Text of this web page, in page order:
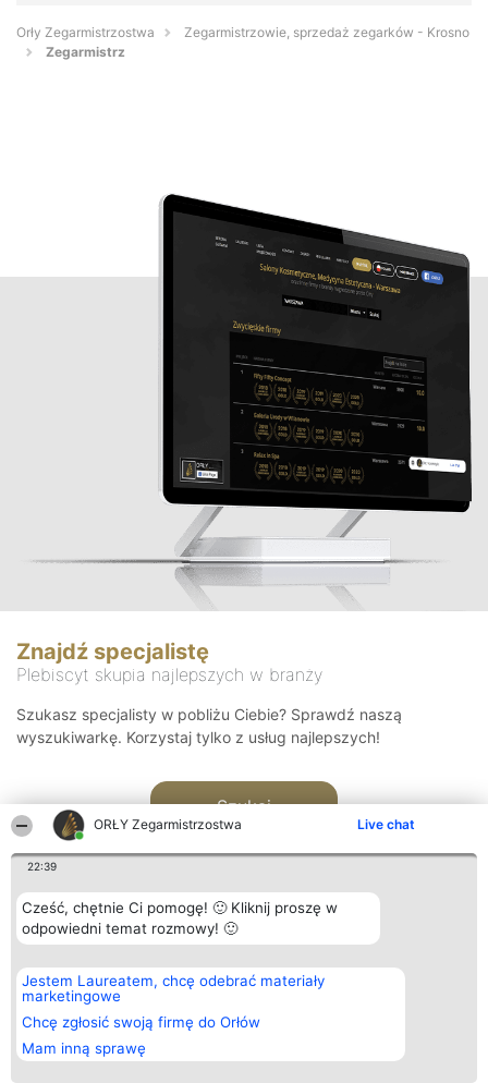
ORŁY Zegarmistrzostwa Live chat
22:39
Cześć, chętnie Ci pomogę! 🙂 Kliknij proszę w
odpowiedni temat rozmowy! 🙂
Jestem Laureatem, chcę odebrać materiały
marketingowe
Chcę zgłosić swoją firmę do Orłów
Mam inną sprawę
Orły Zegarmistrzostwa
Zegarmistrzowie, sprzedaż zegarków - Krosno
Zegarmistrz
Znajdź specjalistę
Plebiscyt skupia najlepszych w branży
Szukasz specjalisty w pobliżu Ciebie? Sprawdź naszą
wyszukiwarkę. Korzystaj tylko z usług najlepszych!
Szukaj
Organizator plebiscytu
Bright Side Solutions sp. z o.
o. sp. k.
ul. Ruska 22
Wrocław 50-079
KRS 0000749100 | Regon
381313360 | NIP 8943132676
Plebiscyt
Laureaci
wszystkich
Laureatów
Regulamin
Kontakt
Kontakt